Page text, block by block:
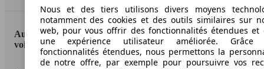
AutoScout24: la plus grande plateforme en ligne de
voitures en Europe
Nous et des tiers utilisons divers moyens
notamment des cookies et des outils similaires sur
web, pour vous offrir des fonctionnalités étendues et
une expérience utilisateur améliorée.
fonctionnalités étendues, nous permettons la
de notre offre, par exemple pour poursuivre vos